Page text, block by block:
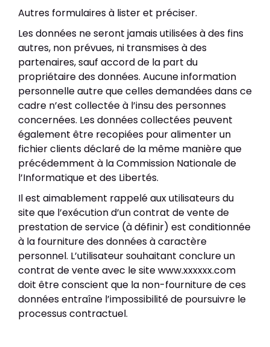
Autres formulaires à lister et préciser.
Les données ne seront jamais utilisées à des fins
autres, non prévues, ni transmises à des
partenaires, sauf accord de la part du
propriétaire des données. Aucune information
personnelle autre que celles demandées dans ce
cadre n’est collectée à l’insu des personnes
concernées. Les données collectées peuvent
également être recopiées pour alimenter un
fichier clients déclaré de la même manière que
précédemment à la Commission Nationale de
l’Informatique et des Libertés.
Il est aimablement rappelé aux utilisateurs du
site que l’exécution d’un contrat de vente de
prestation de service (à définir) est conditionnée
à la fourniture des données à caractère
personnel. L’utilisateur souhaitant conclure un
contrat de vente avec le site www.xxxxxx.com
doit être conscient que la non-fourniture de ces
données entraîne l’impossibilité de poursuivre le
processus contractuel.